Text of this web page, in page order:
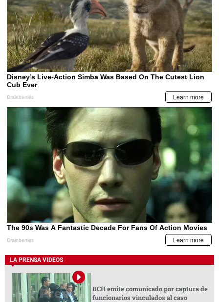
LA PRENSA VIDEOS
BCH emite comunicado por captura de
funcionarios vinculados al caso